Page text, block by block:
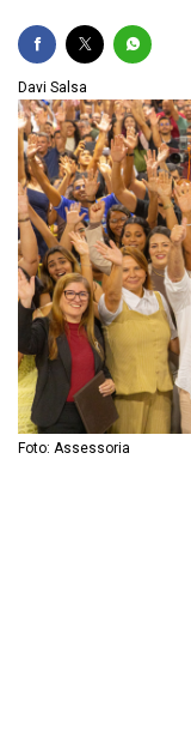
Davi Salsa
Foto: Assessoria